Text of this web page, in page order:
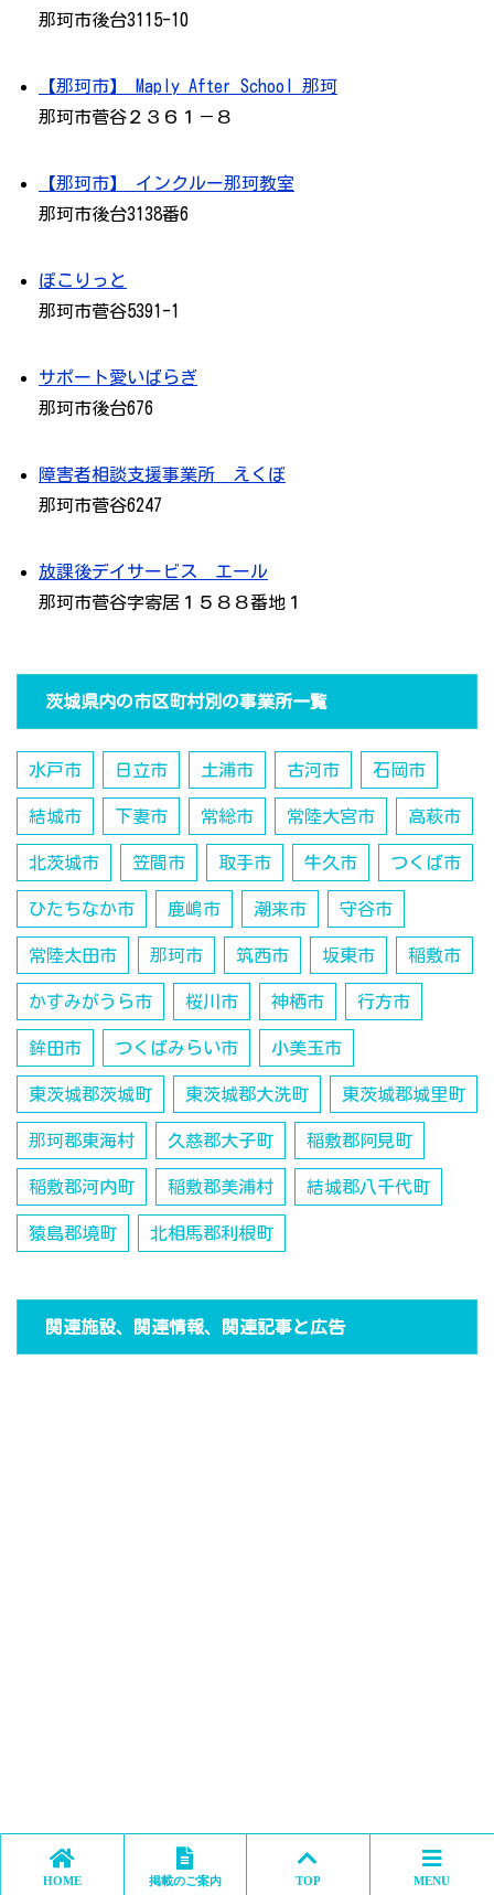
那珂市後台3115-10
【那珂市】 Maply After School 那珂
那珂市菅谷２３６１－８
【那珂市】 インクルー那珂教室
那珂市後台3138番6
ぽこりっと
那珂市菅谷5391-1
サポート愛いばらぎ
那珂市後台676
障害者相談支援事業所 えくぼ
那珂市菅谷6247
放課後デイサービス エール
那珂市菅谷字寄居１５８８番地１
茨城県内の市区町村別の事業所一覧
水戸市 日立市 土浦市 古河市 石岡市
結城市 下妻市 常総市 常陸大宮市 高萩市
北茨城市 笠間市 取手市 牛久市 つくば市
ひたちなか市 鹿嶋市 潮来市 守谷市
常陸太田市 那珂市 筑西市 坂東市 稲敷市
かすみがうら市 桜川市 神栖市 行方市
鉾田市 つくばみらい市 小美玉市
東茨城郡茨城町 東茨城郡大洗町 東茨城郡城里町
那珂郡東海村 久慈郡大子町 稲敷郡阿見町
稲敷郡河内町 稲敷郡美浦村 結城郡八千代町
猿島郡境町 北相馬郡利根町
関連施設、関連情報、関連記事と広告
HOME 掲載のご案内 TOP MENU